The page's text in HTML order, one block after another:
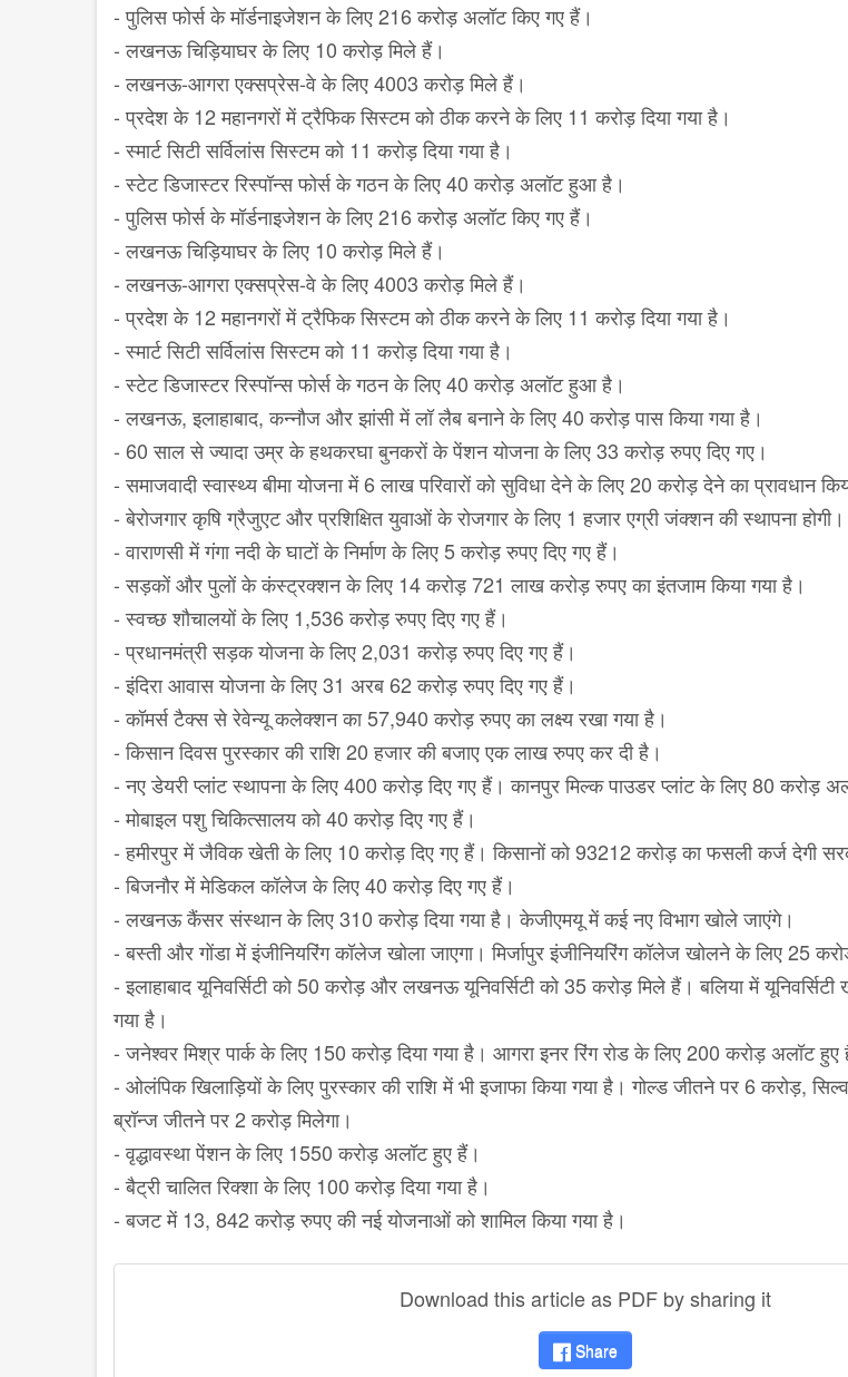
- पुलिस फोर्स के मॉर्डनाइजेशन के लिए 216 करोड़ अलॉट किए गए हैं।
- लखनऊ चिड़ियाघर के लिए 10 करोड़ मिले हैं।
- लखनऊ-आगरा एक्सप्रेस-वे के लिए 4003 करोड़ मिले हैं।
- प्रदेश के 12 महानगरों में ट्रैफिक सिस्टम को ठीक करने के लिए 11 करोड़ दिया गया है।
- स्मार्ट सिटी सर्विलांस सिस्टम को 11 करोड़ दिया गया है।
- स्टेट डिजास्टर रिस्पॉन्स फोर्स के गठन के लिए 40 करोड़ अलॉट हुआ है।
- पुलिस फोर्स के मॉर्डनाइजेशन के लिए 216 करोड़ अलॉट किए गए हैं।
- लखनऊ चिड़ियाघर के लिए 10 करोड़ मिले हैं।
- लखनऊ-आगरा एक्सप्रेस-वे के लिए 4003 करोड़ मिले हैं।
- प्रदेश के 12 महानगरों में ट्रैफिक सिस्टम को ठीक करने के लिए 11 करोड़ दिया गया है।
- स्मार्ट सिटी सर्विलांस सिस्टम को 11 करोड़ दिया गया है।
- स्टेट डिजास्टर रिस्पॉन्स फोर्स के गठन के लिए 40 करोड़ अलॉट हुआ है।
- लखनऊ, इलाहाबाद, कन्नौज और झांसी में लॉ लैब बनाने के लिए 40 करोड़ पास किया गया है।
- 60 साल से ज्यादा उम्र के हथकरघा बुनकरों के पेंशन योजना के लिए 33 करोड़ रुपए दिए गए।
- समाजवादी स्वास्थ्य बीमा योजना में 6 लाख परिवारों को सुविधा देने के लिए 20 करोड़ देने का प्रावधान
- बेरोजगार कृषि ग्रैजुएट और प्रशिक्षित युवाओं के रोजगार के लिए 1 हजार एग्री जंक्शन की स्थापना होगी।
- वाराणसी में गंगा नदी के घाटों के निर्माण के लिए 5 करोड़ रुपए दिए गए हैं।
- सड़कों और पुलों के कंस्ट्रक्शन के लिए 14 करोड़ 721 लाख करोड़ रुपए का इंतजाम किया गया है।
- स्वच्छ शौचालयों के लिए 1,536 करोड़ रुपए दिए गए हैं।
- प्रधानमंत्री सड़क योजना के लिए 2,031 करोड़ रुपए दिए गए हैं।
- इंदिरा आवास योजना के लिए 31 अरब 62 करोड़ रुपए दिए गए हैं।
- कॉमर्स टैक्स से रेवेन्यू कलेक्शन का 57,940 करोड़ रुपए का लक्ष्य रखा गया है।
- किसान दिवस पुरस्कार की राशि 20 हजार की बजाए एक लाख रुपए कर दी है।
- नए डेयरी प्लांट स्थापना के लिए 400 करोड़ दिए गए हैं। कानपुर मिल्क पाउडर प्लांट के लिए 80 करोड़
- मोबाइल पशु चिकित्सालय को 40 करोड़ दिए गए हैं।
- हमीरपुर में जैविक खेती के लिए 10 करोड़ दिए गए हैं। किसानों को 93212 करोड़ का फसली कर्ज देगी
- बिजनौर में मेडिकल कॉलेज के लिए 40 करोड़ दिए गए हैं।
- लखनऊ कैंसर संस्थान के लिए 310 करोड़ दिया गया है। केजीएमयू में कई नए विभाग खोले जाएंगे।
- बस्ती और गोंडा में इंजीनियरिंग कॉलेज खोला जाएगा। मिर्जापुर इंजीनियरिंग कॉलेज खोलने के लिए 25
- इलाहाबाद यूनिवर्सिटी को 50 करोड़ और लखनऊ यूनिवर्सिटी को 35 करोड़ मिले हैं। बलिया में
गया है।
- जनेश्वर मिश्र पार्क के लिए 150 करोड़ दिया गया है। आगरा इनर रिंग रोड के लिए 200 करोड़ अलॉट हुए
- ओलंपिक खिलाड़ियों के लिए पुरस्कार की राशि में भी इजाफा किया गया है। गोल्ड जीतने पर 6 करोड़,
ब्रॉन्ज जीतने पर 2 करोड़ मिलेगा।
- वृद्धावस्था पेंशन के लिए 1550 करोड़ अलॉट हुए हैं।
- बैट्री चालित रिक्शा के लिए 100 करोड़ दिया गया है।
- बजट में 13, 842 करोड़ रुपए की नई योजनाओं को शामिल किया गया है।
Download this article as PDF by sharing it
Share